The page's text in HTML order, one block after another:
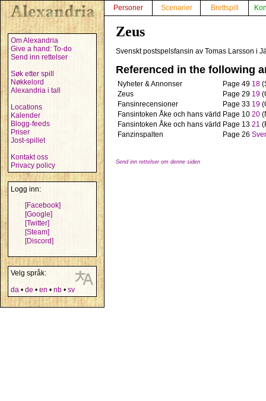
Om Alexandria
Give a hand: To-do
Send inn rettelser
Søk etter spill
Nøkkelord
Alexandria i tall
Locations
Kalender
Blogg-feeds
Priser
Jost-spillet
Kontakt oss
Privacy policy
Logg inn:
[Facebook]
[Google]
[Twitter]
[Steam]
[Discord]
Velg språk:
da • de • en • nb • sv
Personer Scenarier Brettspill
Zeus
Svenskt postspelsfansin av Tomas Larsson i
Referenced in the following
Nyheter & Annonser Page 49 18
Zeus
Page 29 19
Fansinrecensioner
Page 33 19
Fansintoken Åke och hans värld Page 10 20
Fansintoken Åke och hans värld Page 13 21
Fanzinspalten
Page 26
Send inn rettelser om denne siden